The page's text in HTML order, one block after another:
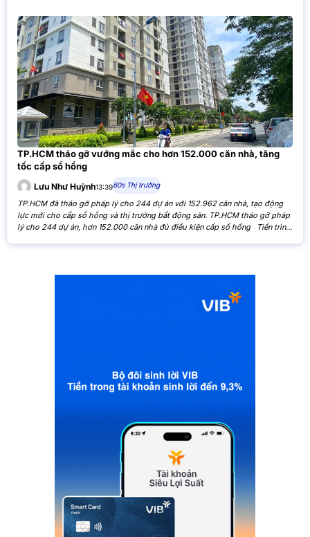
TP.HCM tháo gỡ vướng mắc cho hơn 152.000 căn nhà, tăng
tốc cấp sổ hồng
Lưu Như Huỳnh13:3960s Thị trường
TP.HCM đã tháo gỡ pháp lý cho 244 dự án với 152.962 căn nhà, tạo động
lực mới cho cấp sổ hồng và thị trường bất động sản. TP.HCM tháo gỡ pháp
lý cho 244 dự án, hơn 152.000 căn nhà đủ điều kiện cấp sổ hồng Tiến trình